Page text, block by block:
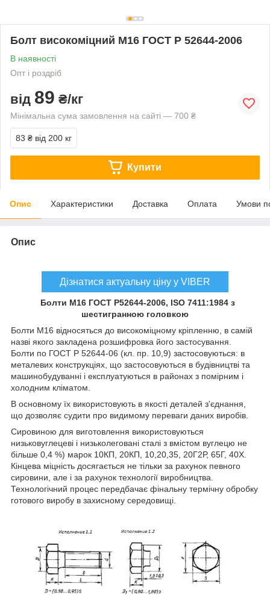
Болт високоміцний М16 ГОСТ Р 52644-2006
В наявності
Опт і роздріб
від 89 ₴/кг
Мінімальна сума замовлення на сайті — 700 ₴
83 ₴ від 200 кг
Купити
Опис Характеристики Доставка Оплата Умови
Опис
Дізнатися актуальну ціну у VIBER
Болти М16ГОСТ Р52644-2006, ISO7411:1984з
шестигранною головкою
Болти М16 відносяться до високоміцному кріпленню, в самій
назві якого закладена розшифровка його застосування.
Болти по ГОСТ Р 52644-06 (кл. пр. 10,9) застосовуються: в
металевих конструкціях, що застосовуються в будівництві та
машинобудуванні і експлуатуються в районах з помірним і
холодним кліматом.
В основному їх використовують в якості деталей з'єднання,
що дозволяє судити про видимому переваги даних виробів.
Сировиною для виготовлення використовуються
низьковуглецеві і низьколеговані сталі з вмістом вуглецю не
більше 0,4 %) марок 10КП, 20КП, 10,20,35, 20Г2Р, 65Г, 40Х.
Кінцева міцність досягається не тільки за рахунок певного
сировини, але і за рахунок технології виробництва.
Технологічний процес передбачає фінальну термічну обробку
готового виробу в захисному середовищі.